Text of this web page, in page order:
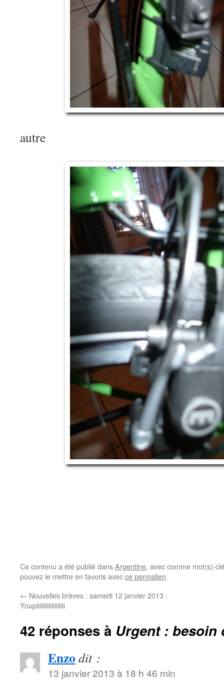
autre
Ce contenu a été publié dansArgentine, avec comme mot(s)-
pouvez le mettre en favoris avecce permalien.
← Nouvelles brèves : samedi 12 janvier 2013 :
Youpiiiiiiiiiiiiiiiiiii
42 réponses à Urgent : besoin
Enzo dit :
13 janvier 2013 à 18 h 46 min